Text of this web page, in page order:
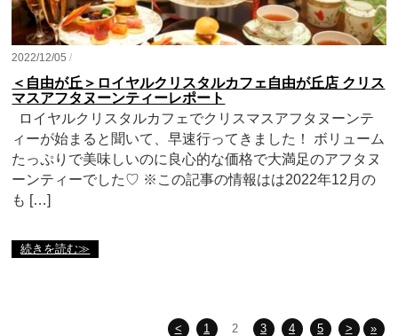
2022/12/05/
＜自由が丘＞ロイヤルクリスタルカフェ自由が丘店 クリス
マスアフタヌーンティーレポート
ロイヤルクリスタルカフェでクリスマスアフタヌーンテ
ィーが始まると聞いて、早速行ってきました！ ボリューム
たっぷりで美味しいのに良心的な価格で大満足のアフタヌ
ーンティーでした♡ ※この記事の情報はは2022年12月の
も […]
続きを読む≫
< 1 2 3 4 5 > »